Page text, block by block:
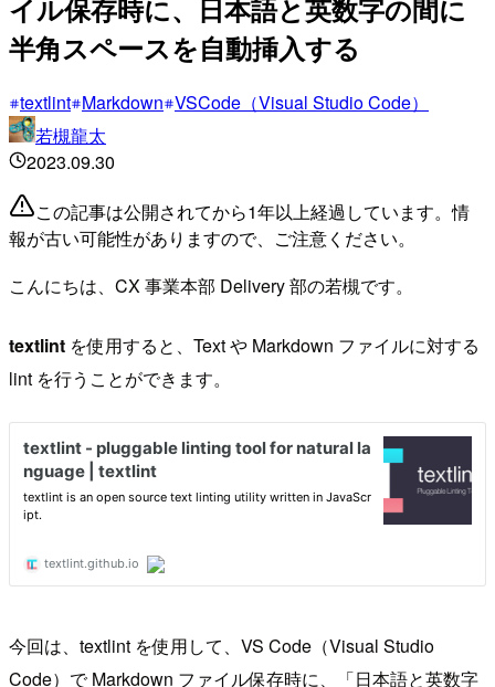
イル保存時に、日本語と英数字の間に
半角スペースを自動挿入する
textlint Markdown VSCode（Visual Studio Code）
若槻龍太
2023.09.30
この記事は公開されてから1年以上経過しています。情
報が古い可能性がありますので、ご注意ください。
こんにちは、CX 事業本部 Delivery 部の若槻です。
textlint を使用すると、Text や Markdown ファイルに対する
lint を行うことができます。
今回は、textlint を使用して、VS Code（Visual Studio
Code）で Markdown ファイル保存時に、「日本語と英数字